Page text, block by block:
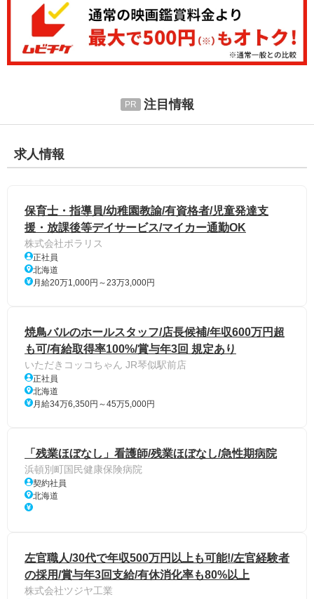
注目情報
求人情報
保育士・指導員/幼稚園教諭/有資格者/児童発達支
援・放課後等デイサービス/マイカー通勤OK
株式会社ポラリス
正社員
北海道
月給20万1,000円～23万3,000円
焼鳥バルのホールスタッフ/店長候補/年収600万円超
も可/有給取得率100%/賞与年3回 規定あり
いただきコッコちゃん JR琴似駅前店
正社員
北海道
月給34万6,350円～45万5,000円
「残業ほぼなし」看護師/残業ほぼなし/急性期病院
浜頓別町国民健康保険病院
契約社員
北海道
左官職人/30代で年収500万円以上も可能!/左官経験者
の採用/賞与年3回支給/有休消化率も80%以上
株式会社ツジヤ工業